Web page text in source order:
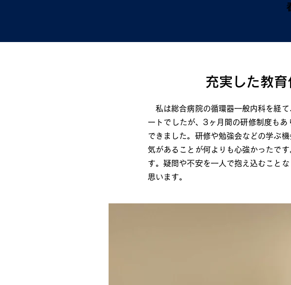
充実した教
私は総合病院の循環器一般内科を経て
ートでしたが、3ヶ月間の研修制度も
できました。研修や勉強会などの学ぶ
気があることが何よりも心強かったで
す。疑問や不安を一人で抱え込むこと
思います。